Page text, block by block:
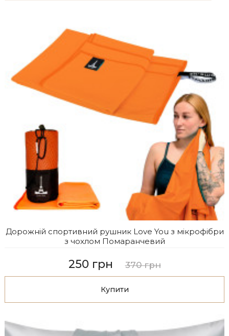
Дорожній спортивний рушник Love You з мікрофібри
з чохлом Помаранчевий
250 грн 370 грн
Купити